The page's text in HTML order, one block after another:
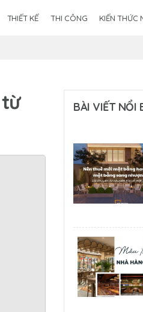
THIẾT KẾ THI CÔNG KIẾN THỨC
BÀI VIẾT NỔI